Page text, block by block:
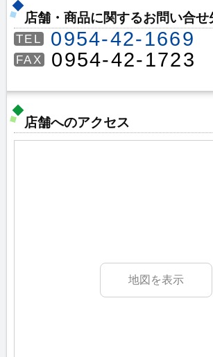
店舗・商品に関するお問い合せ
TEL 0954-42-1669
FAX 0954-42-1723
店舗へのアクセス
地図を表示